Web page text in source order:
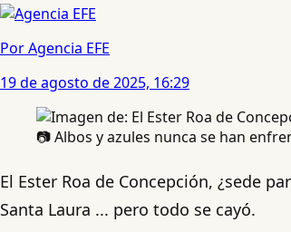
Por Agencia EFE
19 de agosto de 2025, 16:29
📷 Albos y azules nunca se han
El Ester Roa de Concepción, ¿sede
Santa Laura ... pero todo se cayó.